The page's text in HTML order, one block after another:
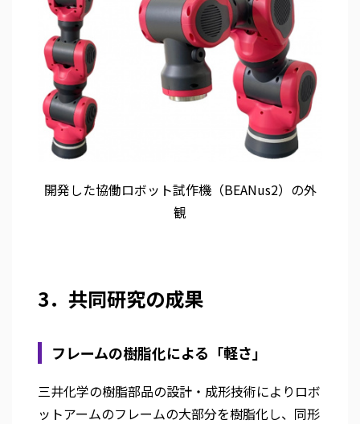
開発した協働ロボット試作機（BEANus2）の外
観
3．共同研究の成果
フレームの樹脂化による「軽さ」
三井化学の樹脂部品の設計・成形技術によりロボ
ットアームのフレームの大部分を樹脂化し、同形